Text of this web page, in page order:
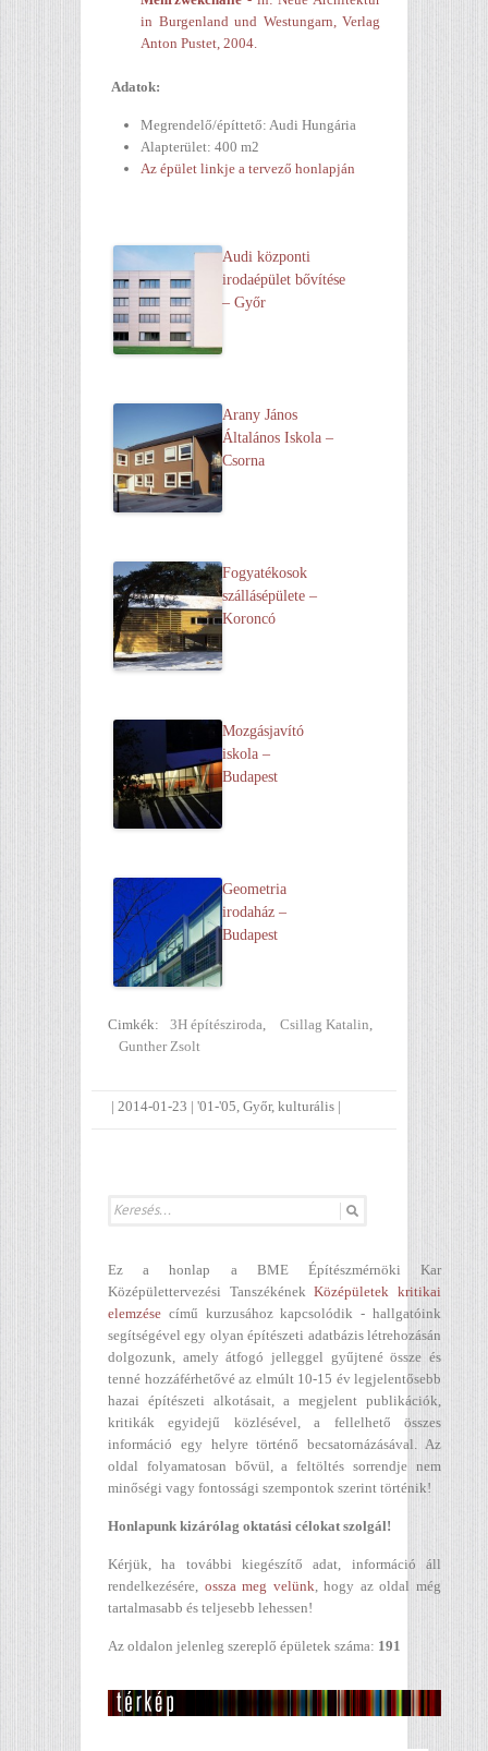
in Burgenland und Westungarn, Verlag
Anton Pustet, 2004.
Adatok:
Megrendelő/építtető: Audi Hungária
Alapterület: 400 m2
Az épület linkje a tervező honlapján
Audi központi
irodaépület bővítése
– Győr
Arany János
Általános Iskola –
Csorna
Fogyatékosok
szállásépülete –
Koroncó
Mozgásjavító
iskola –
Budapest
Geometria
irodaház –
Budapest
Cimkék: 3H építésziroda Csillag Katalin
Gunther Zsolt
| 2014-01-23 | '01-'05 Győr, kulturális |
Ez a honlap a BME Építészmérnöki Kar
Középülettervezési TanszékénekKözépületek kritikai
elemzése című kurzusához kapcsolódik - hallgatóink
segítségével egy olyan építészeti adatbázis létrehozásán
dolgozunk, amely átfogó jelleggel gyűjtené össze és
tenné hozzáférhetővé az elmúlt 10-15 év legjelentősebb
hazai építészeti alkotásait, a megjelent publikációk,
kritikák egyidejű közlésével, a fellelhető összes
információ egy helyre történő becsatornázásával. Az
oldal folyamatosan bővül, a feltöltés sorrendje nem
minőségi vagy fontossági szempontok szerint történik!
Honlapunk kizárólag oktatási célokat szolgál!
Kérjük, ha további kiegészítő adat, információ áll
rendelkezésére, ossza meg velünk , hogy az oldal még
tartalmasabb és teljesebb lehessen!
Az oldalon jelenleg szereplő épületek száma: 191